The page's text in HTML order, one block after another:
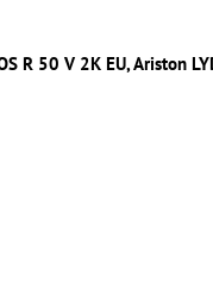
R 50 V 2K EU, Ariston